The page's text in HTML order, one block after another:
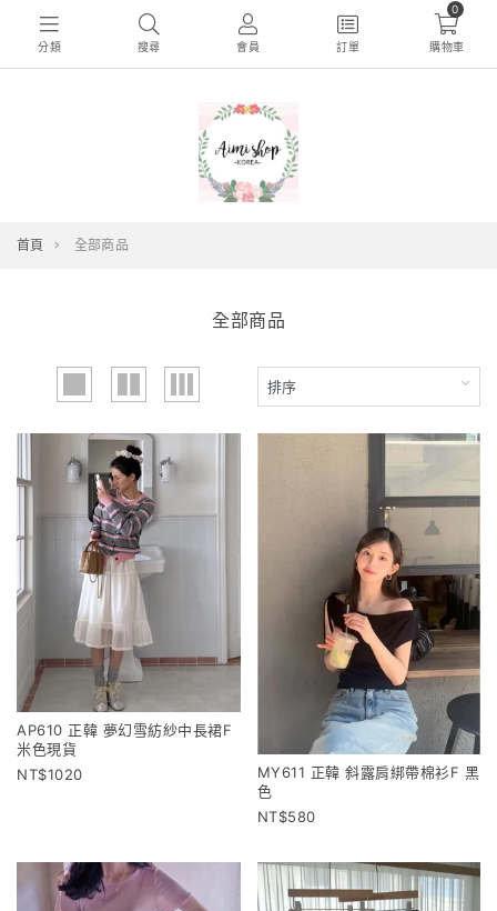
分類 搜尋 會員 訂單
0
購物車
首頁 全部商品
全部商品
AP610 正韓 夢幻雪紡紗中長裙F
米色現貨
1020
MY611 正韓 斜露肩綁帶棉衫F 黑
色
580